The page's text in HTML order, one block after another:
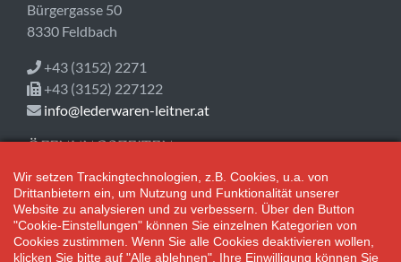
Bürgergasse 50
8330 Feldbach
+43 (3152) 2271
+43 (3152) 227122
info@lederwaren-leitner.at
ÖFFNUNGSZEITEN
Jetzt geöffnet!
Mo-Fr 08:30-18:00
Sa 08:30-12:30
Wir setzen Trackingtechnologien, z.B. Cookies, u.a. von
Drittanbietern ein, um Nutzung und Funktionalität unserer
Website zu analysieren und zu verbessern. Über den Button
"Cookie-Einstellungen" können Sie einzelnen Kategorien von
Cookies zustimmen. Wenn Sie alle Cookies deaktivieren wollen,
klicken Sie bitte auf "Alle ablehnen". Ihre Einwilligung können Sie